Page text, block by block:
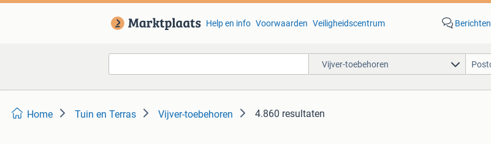
Help en info Voorwaarden Veiligheidscentrum Berichten
Vijver-toebehoren
Home Tuin en Terras Vijver-toebehoren 4.860 resultaten